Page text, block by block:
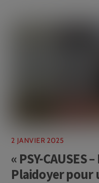
2 JANVIER 2025
« PSY-CAUSES
Plaidoyer pour